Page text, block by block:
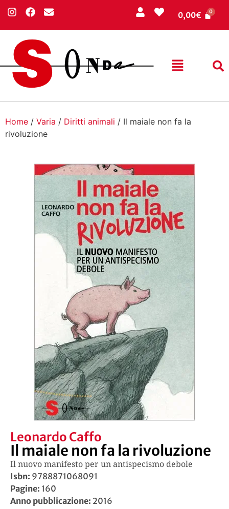
0,00€
Home / Varia / Diritti animali / Il maiale non fa la
rivoluzione
Leonardo Caffo
Il maiale non fa la rivoluzione
Il nuovo manifesto per un antispecismo debole
Isbn: 9788871068091
Pagine: 160
Anno pubblicazione: 2016